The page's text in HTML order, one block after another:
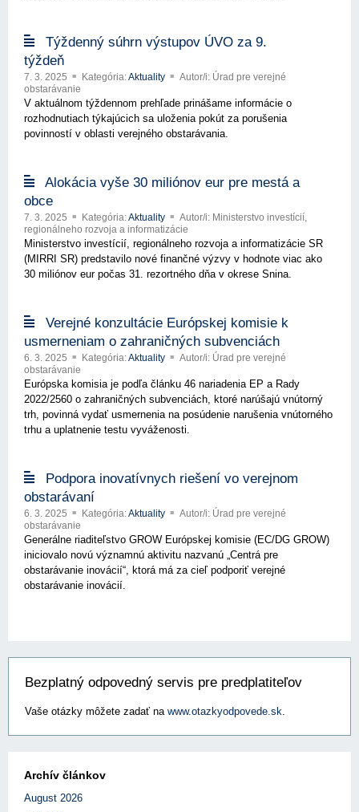
Týždenný súhrn výstupov ÚVO za 9.
týždeň
7. 3. 2025 Kategória:Aktuality
Autor/i: Úrad pre verejné
obstarávanie
V aktuálnom týždennom prehľade prinášame informácie o
rozhodnutiach týkajúcich sa uloženia pokút za porušenia
povinností v oblasti verejného obstarávania.
Alokácia vyše 30 miliónov eur pre mestá a
obce
7. 3. 2025 Kategória:Aktuality
Autor/i: Ministerstvo investícií,
regionálneho rozvoja a informatizácie
Ministerstvo investícií, regionálneho rozvoja a informatizácie SR
(MIRRI SR) predstavilo nové finančné výzvy v hodnote viac ako
30 miliónov eur počas 31. rezortného dňa v okrese Snina.
Verejné konzultácie Európskej komisie k
usmerneniam o zahraničných subvenciách
6. 3. 2025 Kategória:Aktuality
Autor/i: Úrad pre verejné
obstarávanie
Európska komisia je podľa článku 46 nariadenia EP a Rady
2022/2560 o zahraničných subvenciách, ktoré narúšajú vnútorný
trh, povinná vydať usmernenia na posúdenie narušenia vnútorného
trhu a uplatnenie testu vyváženosti.
Podpora inovatívnych riešení vo verejnom
obstarávaní
6. 3. 2025 Kategória:Aktuality
Autor/i: Úrad pre verejné
obstarávanie
Generálne riaditeľstvo GROW Európskej komisie (EC/DG GROW)
iniciovalo novú významnú aktivitu nazvanú „Centrá pre
obstarávanie inovácií“, ktorá má za cieľ podporiť verejné
obstarávanie inovácií.
Bezplatný odpovedný servis pre predplatiteľov
Vaše otázky môžete zadať na www.otazkyodpovede.sk.
Archív článkov
August 2026